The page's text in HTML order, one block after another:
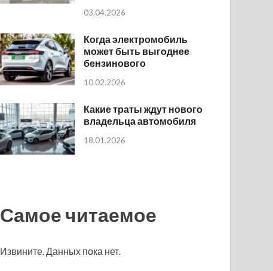
03.04.2026
Когда электромобиль
может быть выгоднее
бензинового
10.02.2026
Какие траты ждут нового
владельца автомобиля
18.01.2026
Самое читаемое
Извините. Данных пока нет.